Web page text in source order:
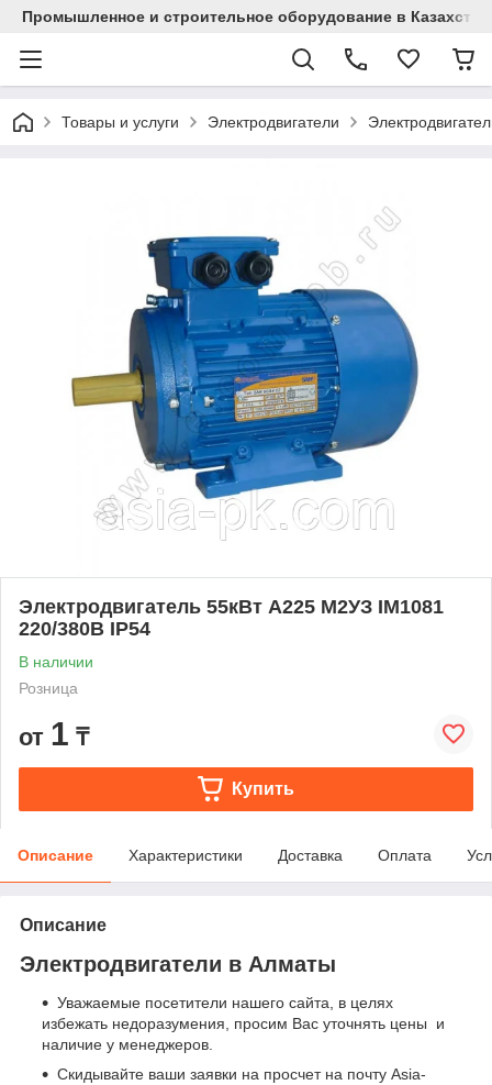
Промышленное и строительное оборудование в
Товары и услуги Электродвигатели
Электродвигатель 55кВт А225 М2УЗ IM1081
220/380В IP54
В наличии
Розница
от 1 ₸
Купить
Описание Характеристики Доставка Оплата
Описание
Электродвигатели в Алматы
Уважаемые посетители нашего сайта, в целях
избежать недоразумения, просим Вас уточнять цены и
наличие у менеджеров.
Скидывайте ваши заявки на просчет на почту Asia-